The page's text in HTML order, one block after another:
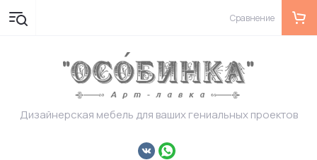
Дизайнерская мебель для ваших гениальных проектов
Сравнение